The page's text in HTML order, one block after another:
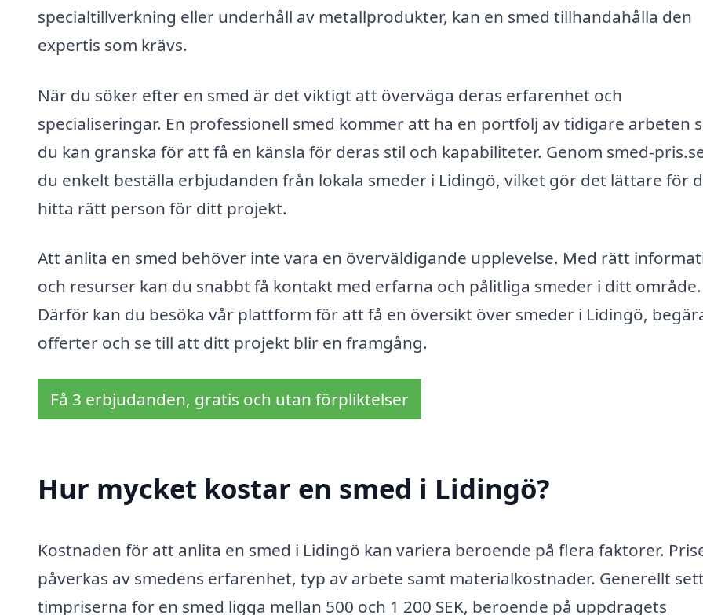
specialtillverkning eller underhåll av metallprodukter, kan en smed tillhandahålla den
expertis som krävs.
När du söker efter en smed är det viktigt att överväga deras erfarenhet och
specialiseringar. En professionell smed kommer att ha en portfölj av tidigare arbeten
du kan granska för att få en känsla för deras stil och kapabiliteter. Genom smed-
du enkelt beställa erbjudanden från lokala smeder i Lidingö, vilket gör det lättare för
hitta rätt person för ditt projekt.
Att anlita en smed behöver inte vara en överväldigande upplevelse. Med rätt
och resurser kan du snabbt få kontakt med erfarna och pålitliga smeder i ditt område.
Därför kan du besöka vår plattform för att få en översikt över smeder i Lidingö,
offerter och se till att ditt projekt blir en framgång.
Få 3 erbjudanden, gratis och utan förpliktelser
Hur mycket kostar en smed i Lidingö?
Kostnaden för att anlita en smed i Lidingö kan variera beroende på flera faktorer.
påverkas av smedens erfarenhet, typ av arbete samt materialkostnader. Generellt
timpriserna för en smed ligga mellan 500 och 1 200 SEK, beroende på uppdragets